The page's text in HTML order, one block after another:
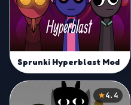
Sprunki Hyperblast Mod
4.4